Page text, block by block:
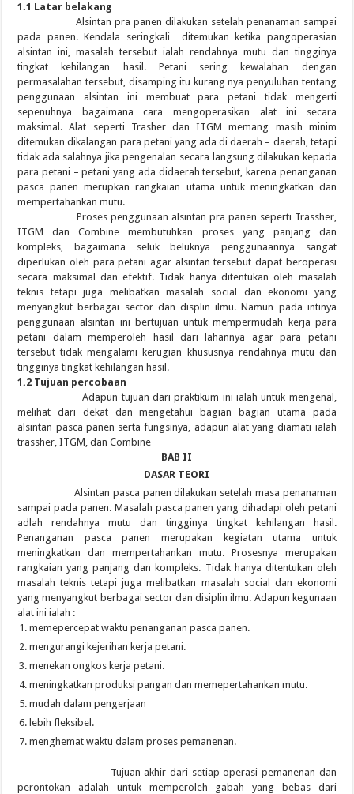
1.1 Latar belakang
Alsintan pra panen dilakukan setelah penanaman sampai
pada panen. Kendala seringkali ditemukan ketika pangoperasian
alsintan ini, masalah tersebut ialah rendahnya mutu dan tingginya
tingkat kehilangan hasil. Petani sering kewalahan dengan
permasalahan tersebut, disamping itu kurang nya penyuluhan tentang
penggunaan alsintan ini membuat para petani tidak mengerti
sepenuhnya bagaimana cara mengoperasikan alat ini secara
maksimal. Alat seperti Trasher dan ITGM memang masih minim
ditemukan dikalangan para petani yang ada di daerah – daerah, tetapi
tidak ada salahnya jika pengenalan secara langsung dilakukan kepada
para petani – petani yang ada didaerah tersebut, karena penanganan
pasca panen merupkan rangkaian utama untuk meningkatkan dan
mempertahankan mutu.
Proses penggunaan alsintan pra panen seperti Trassher,
ITGM dan Combine membutuhkan proses yang panjang dan
kompleks, bagaimana seluk beluknya penggunaannya sangat
diperlukan oleh para petani agar alsintan tersebut dapat beroperasi
secara maksimal dan efektif. Tidak hanya ditentukan oleh masalah
teknis tetapi juga melibatkan masalah social dan ekonomi yang
menyangkut berbagai sector dan displin ilmu. Namun pada intinya
penggunaan alsintan ini bertujuan untuk mempermudah kerja para
petani dalam memperoleh hasil dari lahannya agar para petani
tersebut tidak mengalami kerugian khususnya rendahnya mutu dan
tingginya tingkat kehilangan hasil.
1.2 Tujuan percobaan
Adapun tujuan dari praktikum ini ialah untuk mengenal,
melihat dari dekat dan mengetahui bagian bagian utama pada
alsintan pasca panen serta fungsinya, adapun alat yang diamati ialah
trassher, ITGM, dan Combine
BAB II
DASAR TEORI
Alsintan pasca panen dilakukan setelah masa penanaman
sampai pada panen. Masalah pasca panen yang dihadapi oleh petani
adlah rendahnya mutu dan tingginya tingkat kehilangan hasil.
Penanganan pasca panen merupakan kegiatan utama untuk
meningkatkan dan mempertahankan mutu. Prosesnya merupakan
rangkaian yang panjang dan kompleks. Tidak hanya ditentukan oleh
masalah teknis tetapi juga melibatkan masalah social dan ekonomi
yang menyangkut berbagai sector dan disiplin ilmu. Adapun kegunaan
alat ini ialah :
memepercepat waktu penanganan pasca panen.
mengurangi kejerihan kerja petani.
menekan ongkos kerja petani.
meningkatkan produksi pangan dan memepertahankan mutu.
mudah dalam pengerjaan
lebih fleksibel.
menghemat waktu dalam proses pemanenan.
Tujuan akhir dari setiap operasi pemanenan dan
perontokan adalah untuk memperoleh gabah yang bebas dari